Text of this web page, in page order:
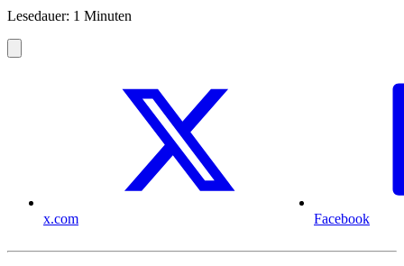
Lesedauer: 1 Minuten
x.com Facebook